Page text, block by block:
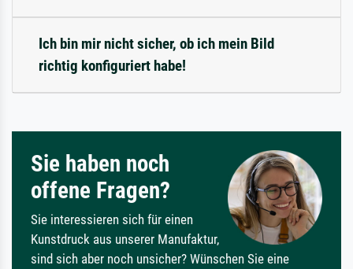
Ich bin mir nicht sicher, ob ich mein Bild
richtig konfiguriert habe!
Sie haben noch
offene Fragen?
Sie interessieren sich für einen
Kunstdruck aus unserer Manufaktur,
sind sich aber noch unsicher? Wünschen Sie eine